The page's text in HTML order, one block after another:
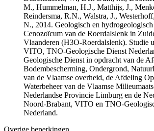
M., Hummelman, H.J., Matthijs, J.,
Reindersma, R.N., Walstra, J.,
N., 2014. Geologisch en
Cenozoïcum van de Roerdalslenk in
Vlaanderen (H3O-Roerdalslenk). Studie
VITO, TNO-Geologische Dienst
Geologische Dienst in opdracht van de
Bodembescherming, Ondergrond,
van de Vlaamse overheid, de Afdeling
Waterbeheer van de Vlaamse
Nederlandse Provincie Limburg en de
Noord-Brabant, VITO en TNO-
Nederland.
Overige beperkingen